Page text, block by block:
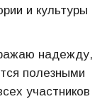
и культуры
надежду,
полезными
участников